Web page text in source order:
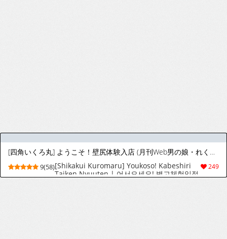
[四角いくろ丸] ようこそ！壁尻体験入店 (月刊Web男の娘・れくしょんッ！S Vol.103) [韓国翻訳] [DL版]
249
9(58)[Shikakui Kuromaru] Youkoso! Kabeshiri
Taiken Nyuuten | 어서오세요! 벽고체험입점